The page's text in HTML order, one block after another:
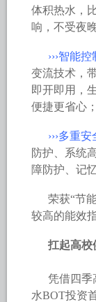
体积热水，
响，不受夜
›››智能控
变流技术，
即开即用，
便捷更省心
›››多重安
防护、系统
障防护、记
荣获“节
较高的能效
扛起高校
凭借四季
水BOT投资